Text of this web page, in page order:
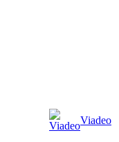
Viadeo